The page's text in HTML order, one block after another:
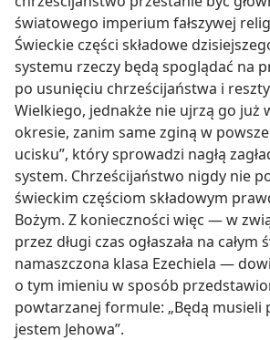
światowego imperium fałszywej
Świeckie części składowe
systemu rzeczy będą spoglądać na
po usunięciu chrześcijaństwa i
Wielkiego, jednakże nie ujrzą go już
okresie, zanim same zginą w
ucisku”, który sprowadzi nagłą
system. Chrześcijaństwo nigdy nie
świeckim częściom składowym
Bożym. Z konieczności więc — w
przez długi czas ogłaszała na całym
namaszczona klasa Ezechiela —
o tym imieniu w sposób
powtarzanej formule: „Będą musieli
jestem Jehowa”.